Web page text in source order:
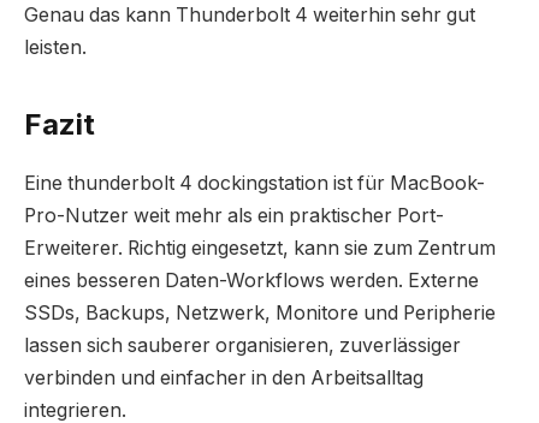
Genau das kann Thunderbolt 4 weiterhin sehr gut
leisten.
Fazit
Eine thunderbolt 4 dockingstation ist für MacBook-
Pro-Nutzer weit mehr als ein praktischer Port-
Erweiterer. Richtig eingesetzt, kann sie zum Zentrum
eines besseren Daten-Workflows werden. Externe
SSDs, Backups, Netzwerk, Monitore und Peripherie
lassen sich sauberer organisieren, zuverlässiger
verbinden und einfacher in den Arbeitsalltag
integrieren.